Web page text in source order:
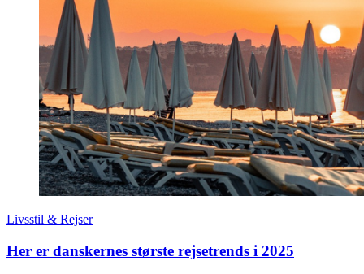
Livsstil & Rejser
Her er danskernes største rejsetrends i 2025